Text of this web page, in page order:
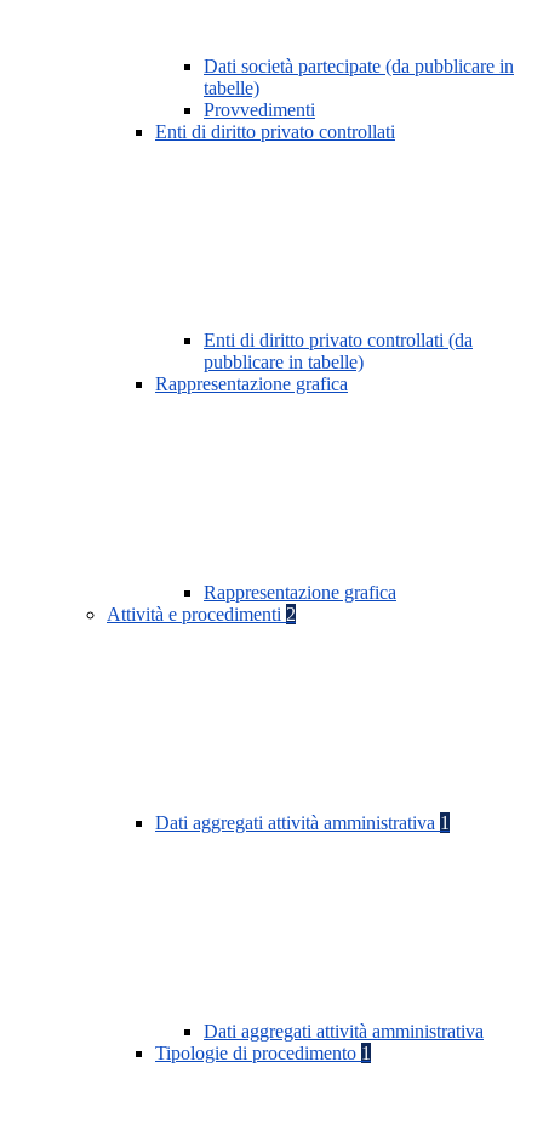
Dati società partecipate (da pubblicare in
tabelle)
Provvedimenti
Enti di diritto privato controllati
Enti di diritto privato controllati (da
pubblicare in tabelle)
Rappresentazione grafica
Rappresentazione grafica
Attività e procedimenti 2
Dati aggregati attività amministrativa 1
Dati aggregati attività amministrativa
Tipologie di procedimento 1